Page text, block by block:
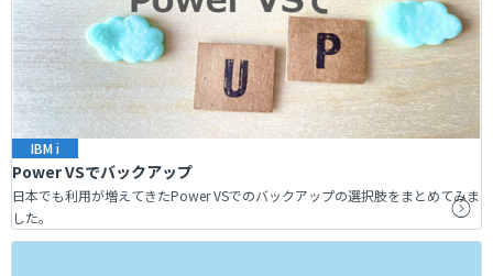
IBM i
Power VSでバックアップ
日本でも利用が増えてきたPower VSでのバックアップの選択肢をまとめてみま
した。